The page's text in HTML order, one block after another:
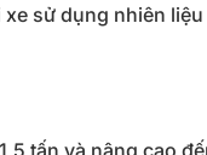
sử dụng nhiên